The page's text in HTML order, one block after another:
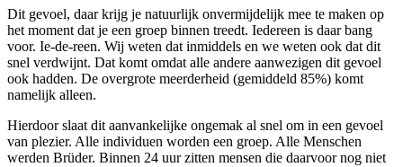
Dit gevoel, daar krijg je natuurlijk onvermijdelijk mee te maken op
het moment dat je een groep binnen treedt. Iedereen is daar bang
voor. Ie-de-reen. Wij weten dat inmiddels en we weten ook dat dit
snel verdwijnt. Dat komt omdat alle andere aanwezigen dit gevoel
ook hadden. De overgrote meerderheid (gemiddeld 85%) komt
namelijk alleen.
Hierdoor slaat dit aanvankelijke ongemak al snel om in een gevoel
van plezier. Alle individuen worden een groep. Alle Menschen
werden Brüder. Binnen 24 uur zitten mensen die daarvoor nog niet